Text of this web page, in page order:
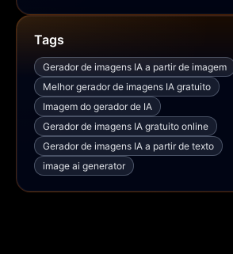
Tags
Gerador de imagens IA a partir de imagem
Melhor gerador de imagens IA gratuito
Imagem do gerador de IA
Gerador de imagens IA gratuito online
Gerador de imagens IA a partir de texto
image ai generator